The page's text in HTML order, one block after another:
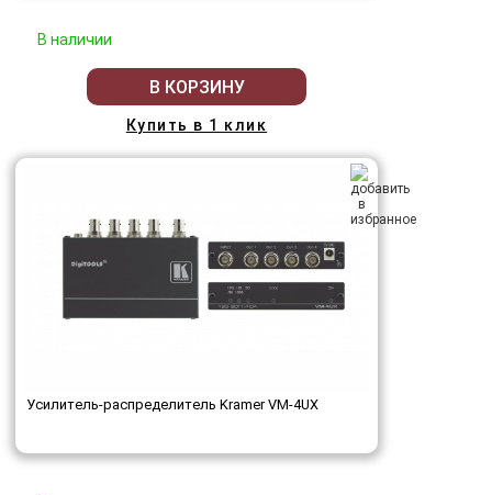
В наличии
В КОРЗИНУ
Купить в 1 клик
Усилитель-распределитель Kramer VM-4UX